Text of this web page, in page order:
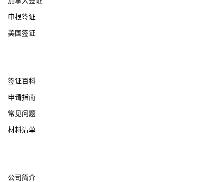
申根签证
美国签证
签证百科
申请指南
常见问题
材料清单
公司简介